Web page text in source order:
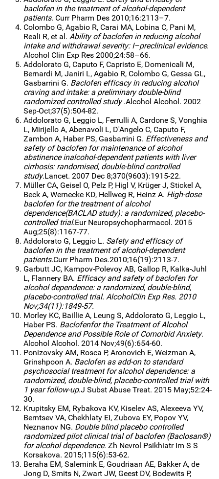
baclofen in the treatment of alcohol-dependent
patients. Curr Pharm Des 2010;16:2113–7.
Colombo G, Agabio R, Carai MA, Lobina C, Pani M,
Reali R, et al. Ability of baclofen in reducing alcohol
intake and withdrawal severity: I–preclinical evidence.
Alcohol Clin Exp Res 2000;24:58–66.
Addolorato G, Caputo F, Capristo E, Domenicali M,
Bernardi M, Janiri L, Agabio R, Colombo G, Gessa GL,
Gasbarrini G. Baclofen efficacy in reducing alcohol
craving and intake: a preliminary double-blind
randomized controlled study.Alcohol Alcohol. 2002
Sep-Oct;37(5):504-82.
Addolorato G, Leggio L, Ferrulli A, Cardone S, Vonghia
L, Mirijello A, Abenavoli L, D'Angelo C, Caputo F,
Zambon A, Haber PS, Gasbarrini G. Effectiveness and
safety of baclofen for maintenance of alcohol
abstinence inalcohol-dependent patients with liver
cirrhosis: randomised, double-blind controlled
study.Lancet. 2007 Dec 8;370(9603):1915-22.
Müller CA, Geisel O, Pelz P, Higl V, Krüger J, Stickel A,
Beck A, Wernecke KD, Hellweg R, Heinz A. High-dose
baclofen for the treatment of alcohol
dependence(BACLAD study): a randomized, placebo-
controlled trial.Eur Neuropsychopharmacol. 2015
Aug;25(8):1167-77.
Addolorato G, Leggio L. Safety and efficacy of
baclofen in the treatment of alcohol-dependent
patients.Curr Pharm Des.2010;16(19):2113-7.
Garbutt JC, Kampov-Polevoy AB, Gallop R, Kalka-Juhl
L, Flannery BA. Efficacy and safety of baclofen for
alcohol dependence: a randomized, double-blind,
placebo-controlled trial. AlcoholClin Exp Res. 2010
Nov;34(11):1849-57.
Morley KC, Baillie A, Leung S, Addolorato G, Leggio L,
Haber PS. Baclofenfor the Treatment of Alcohol
Dependence and Possible Role of Comorbid Anxiety.
Alcohol Alcohol. 2014 Nov;49(6):654-60.
Ponizovsky AM, Rosca P, Aronovich E, Weizman A,
Grinshpoon A. Baclofen as add-on to standard
psychosocial treatment for alcohol dependence: a
randomized, double-blind, placebo-controlled trial with
1 year follow-up.J Subst Abuse Treat. 2015 May;52:24-
30.
Krupitsky EM, Rybakova KV, Kiselev AS, Alexeeva YV,
Berntsev VA, Chekhlaty EI, Zubova EY, Popov YV,
Neznanov NG. Double blind placebo controlled
randomized pilot clinical trial of baclofen (Baclosan®)
for alcohol dependence. Zh Nevrol Psikhiatr Im S S
Korsakova. 2015;115(6):53-62.
Beraha EM, Salemink E, Goudriaan AE, Bakker A, de
Jong D, Smits N, Zwart JW, Geest DV, Bodewits P,